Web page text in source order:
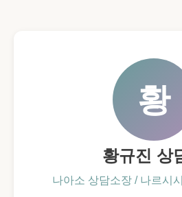
황
황규진 상
나아소 상담소장 / 나르시